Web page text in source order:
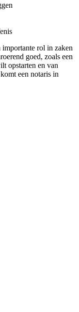
rol in zaken
goed, zoals een
opstarten en van
een notaris in